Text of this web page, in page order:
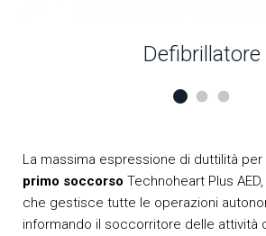
Defibrillatore
La massima espressione di duttilità per
primo soccorso Technoheart Plus AED,
che gestisce tutte le operazioni
informando il soccorritore delle attività